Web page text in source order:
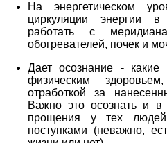
На энергетическом
циркуляции энергии в
работать с
обогревателей, почек и
Дает осознание -
физическим
отработкой за
Важно это осознать и в
прощения у тех
поступками (неважно,